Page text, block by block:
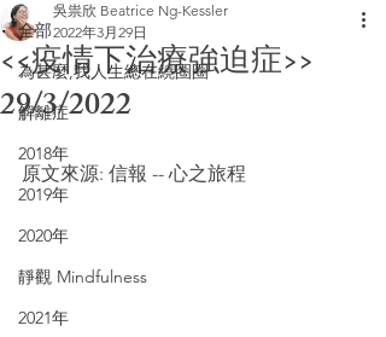
全部
為甚麼,我人生總在繞圈圈
解離症
2018年
2019年
2020年
靜觀 Mindfulness
2021年
<<疫情下治療強迫症>>
29/3/2022
吳祟欣 Beatrice Ng-Kessler
2022年3月29日
原文來源: 信報 -- 心之旅程